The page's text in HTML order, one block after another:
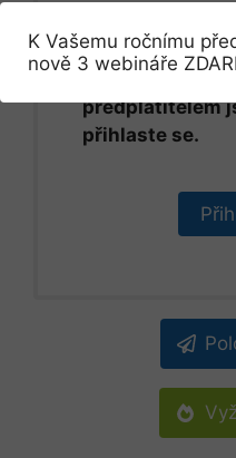
Tento obsah je
předplatitelem
přihlaste se.
K Vašemu ročnímu
nově 3 webináře